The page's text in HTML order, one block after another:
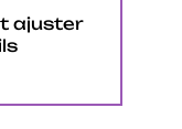
ajuster